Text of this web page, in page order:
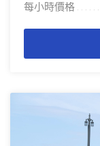
每小時價格
. . . . . . . . . . . . . . . . . .